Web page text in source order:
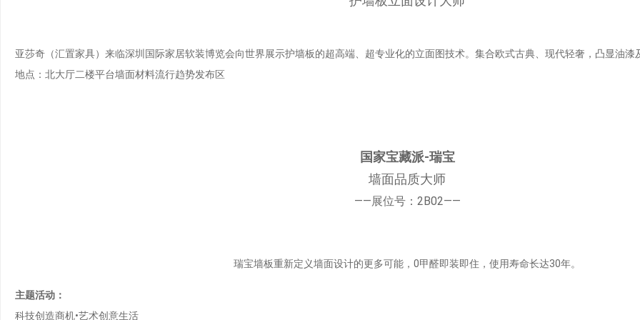
亚莎奇（汇置家具）来临深圳国际家居软装博览会向世界展示护墙板的超高端、超专业化的立面图技术。集合欧式古典、现代轻奢，凸显油漆
地点：北大厅二楼平台墙面材料流行趋势发布区
国家宝藏派-瑞宝
墙面品质大师
——展位号：2B02——
瑞宝墙板重新定义墙面设计的更多可能，0甲醛即装即住，使用寿命长达30年。
主题活动：
科技创造商机•艺术创意生活